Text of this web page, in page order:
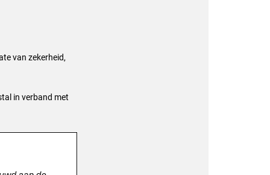
van zekerheid,
in verband met